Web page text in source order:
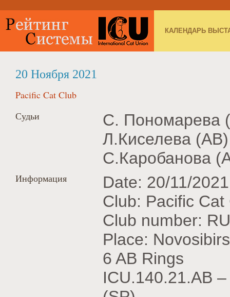
КАЛЕНДАРЬ
20 Ноября 2021
Pacific Cat Club
Судьи
С. Пономарева
Л.Киселева
С.Каробанова
Информация
Date: 20/11/2021
Club: Pacific Cat
Club number:
Place:
6 AB Rings
ICU.140.21.АВ –